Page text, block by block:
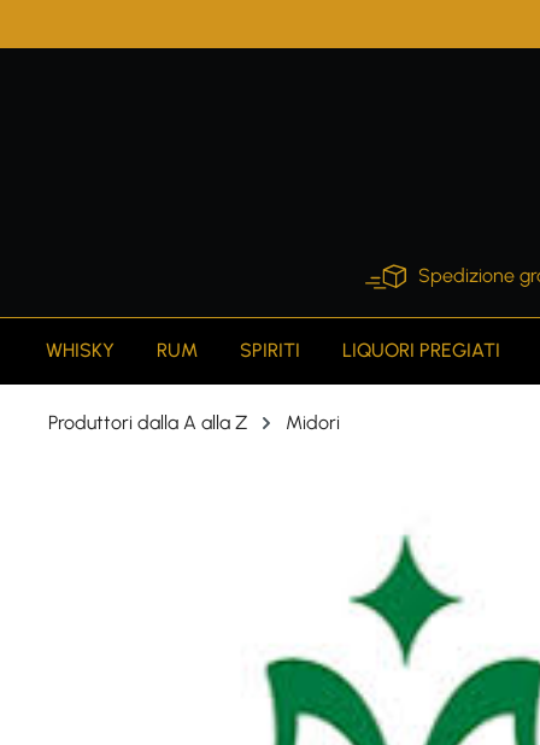
Spedizione
WHISKY RUM SPIRITI LIQUORI PREGIATI
Produttori dalla A alla Z Midori